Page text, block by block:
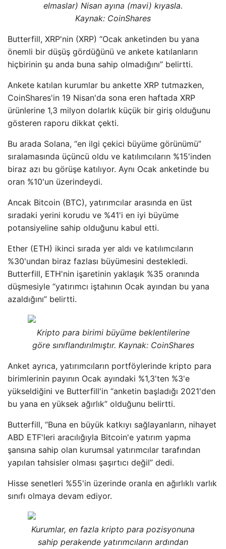
elmaslar) Nisan ayına (mavi) kıyasla.
Kaynak: CoinShares
Butterfill, XRP'nin (XRP) “Ocak anketinden bu yana
önemli bir düşüş gördüğünü ve ankete katılanların
hiçbirinin şu anda buna sahip olmadığını” belirtti.
Ankete katılan kurumlar bu ankette XRP tutmazken,
CoinShares'in 19 Nisan'da sona eren haftada XRP
ürünlerine 1,3 milyon dolarlık küçük bir giriş olduğunu
gösteren raporu dikkat çekti.
Bu arada Solana, “en ilgi çekici büyüme görünümü”
sıralamasında üçüncü oldu ve katılımcıların %15'inden
biraz azı bu görüşe katılıyor. Aynı Ocak anketinde bu
oran %10'un üzerindeydi.
Ancak Bitcoin (BTC), yatırımcılar arasında en üst
sıradaki yerini korudu ve %41'i en iyi büyüme
potansiyeline sahip olduğunu kabul etti.
Ether (ETH) ikinci sırada yer aldı ve katılımcıların
%30'undan biraz fazlası büyümesini destekledi.
Butterfill, ETH'nin işaretinin yaklaşık %35 oranında
düşmesiyle “yatırımcı iştahının Ocak ayından bu yana
azaldığını” belirtti.
Kripto para birimi büyüme beklentilerine
göre sınıflandırılmıştır. Kaynak: CoinShares
Anket ayrıca, yatırımcıların portföylerinde kripto para
birimlerinin payının Ocak ayındaki %1,3'ten %3'e
yükseldiğini ve Butterfill'in “anketin başladığı 2021'den
bu yana en yüksek ağırlık” olduğunu belirtti.
Butterfill, “Buna en büyük katkıyı sağlayanların, nihayet
ABD ETF'leri aracılığıyla Bitcoin'e yatırım yapma
şansına sahip olan kurumsal yatırımcılar tarafından
yapılan tahsisler olması şaşırtıcı değil” dedi.
Hisse senetleri %55'in üzerinde oranla en ağırlıklı varlık
sınıfı olmaya devam ediyor.
Kurumlar, en fazla kripto para pozisyonuna
sahip perakende yatırımcıların ardından